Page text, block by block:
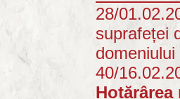
28/
suprafeței
40/
Hotărârea